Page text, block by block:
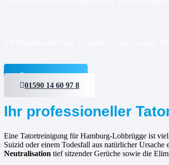
Jetzt anfragen
01590 14 60 97 8
Ihr professioneller
Eine Tatortreinigung für Hamburg-Lohbrügge ist
Suizid oder einem Todesfall aus natürlicher
Neutralisation tief sitzender Gerüche sowie die